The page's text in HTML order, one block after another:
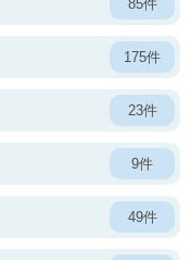
85件
175件
23件
9件
49件